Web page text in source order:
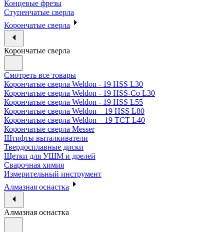
Концевые фрезы
Ступенчатые сверла
Корончатые сверла
Корончатые сверла
Смотреть все товары
Корончатые сверла Weldon - 19 HSS L30
Корончатые сверла Weldon - 19 HSS-Co L30
Корончатые сверла Weldon - 19 HSS L55
Корончатые сверла Weldon – 19 HSS L80
Корончатые сверла Weldon – 19 TCT L40
Корончатые сверла Messer
Штифты выталкиватели
Твердосплавные диски
Щетки для УШМ и дрелей
Сварочная химия
Измерительный инструмент
Алмазная оснастка
Алмазная оснастка